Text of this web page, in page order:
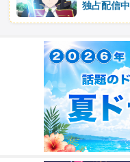
独占配信中